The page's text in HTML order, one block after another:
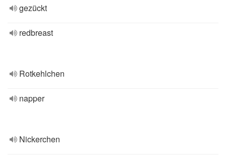
gezückt
redbreast
Rotkehlchen
napper
Nickerchen